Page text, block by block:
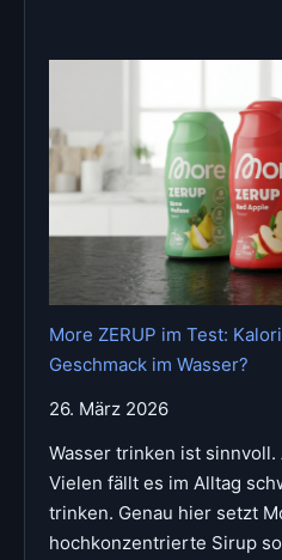
More ZERUP im Test:
Geschmack im Wasser?
26. März 2026
Wasser trinken ist
Vielen fällt es im Alltag
trinken. Genau hier setzt
hochkonzentrierte Sirup